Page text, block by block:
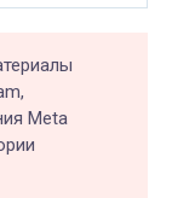
Meta